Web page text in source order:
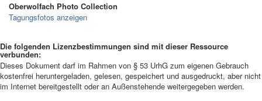
Oberwolfach Photo Collection
Tagungsfotos anzeigen
Die folgenden Lizenzbestimmungen sind mit dieser Ressource
verbunden:
Dieses Dokument darf im Rahmen von § 53 UrhG zum eigenen Gebrauch
kostenfrei heruntergeladen, gelesen, gespeichert und ausgedruckt, aber nicht
im Internet bereitgestellt oder an Außenstehende weitergegeben werden.